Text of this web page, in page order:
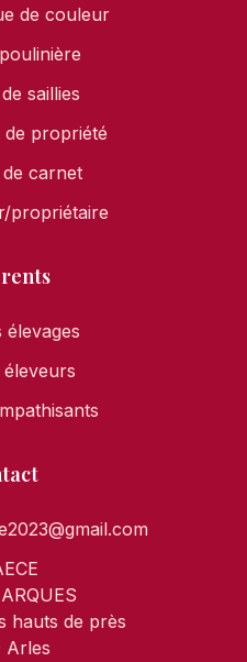
de couleur
saillies
de propriété
carnet
propriétaire
élevages
éleveurs
hauts de près
Arles